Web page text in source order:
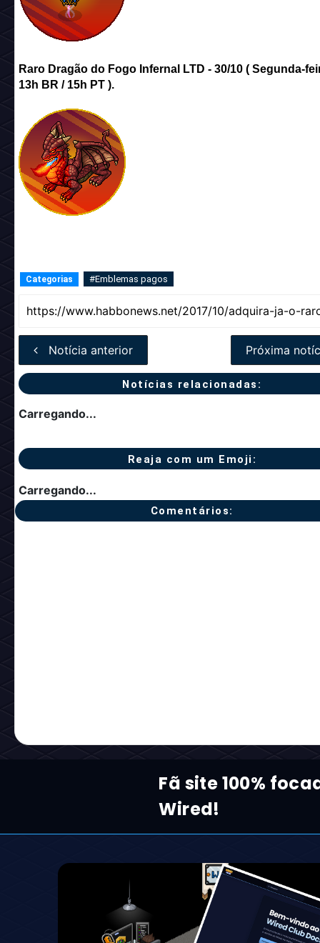
Raro Dragão do Fogo Infernal LTD - 30/10 ( Segunda-
13h BR / 15h PT ).
Categorias #Emblemas pagos
Notícia anterior Próxima
Notícias relacionadas:
Carregando...
Reaja com um Emoji:
Carregando...
Comentários:
Fã site 100%
Wired!